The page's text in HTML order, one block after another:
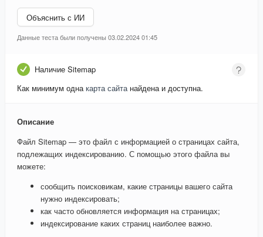
Объяснить с ИИ
Данные теста были получены 03.02.2024 01:45
Наличие Sitemap
Как минимум однакарта сайтанайдена и доступна.
Описание
Файл Sitemap — это файл с информацией о страницах сайта,
подлежащих индексированию. С помощью этого файла вы
можете:
сообщить поисковикам, какие страницы вашего сайта
нужно индексировать;
как часто обновляется информация на страницах;
индексирование каких страниц наиболее важно.